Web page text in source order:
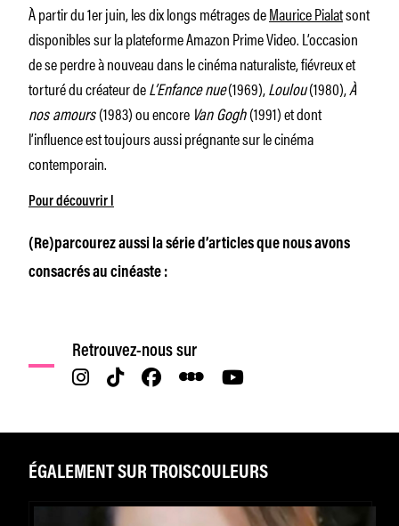
À partir du 1er juin, les dix longs métrages deMaurice Pialatsont
disponibles sur la plateforme Amazon Prime Video. L’occasion
de se perdre à nouveau dans le cinéma naturaliste, fiévreux et
torturé du créateur deL’Enfance nue(1969),Loulou(1980),À
nos amours(1983) ou encore Van Gogh(1991) et dont
l’influence est toujours aussi prégnante sur le cinéma
contemporain.
Pour découvrir l
(Re)parcourez aussi la série d’articles que nous avons
consacrés au cinéaste :
Retrouvez-nous sur
ÉGALEMENT SUR TROISCOULEURS